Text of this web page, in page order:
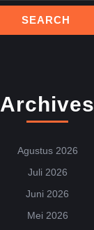
Archives
Agustus 2026
Juli 2026
Juni 2026
Mei 2026